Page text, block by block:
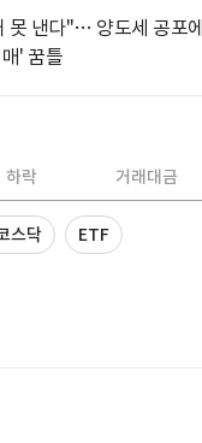
못 낸다"… 양도세 공포
' 꿈틀
하락 거래대금
스닥 ETF